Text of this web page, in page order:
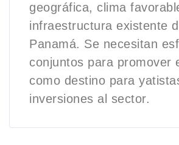
geográfica, clima
infraestructura existente
Panamá. Se necesitan
conjuntos para promover
como destino para
inversiones al sector.